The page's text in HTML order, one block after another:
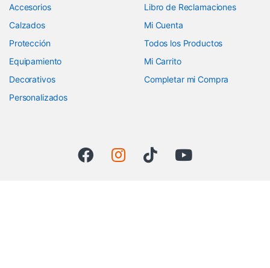
Accesorios
Calzados
Protección
Equipamiento
Decorativos
Personalizados
Libro de Reclamaciones
Mi Cuenta
Todos los Productos
Mi Carrito
Completar mi Compra